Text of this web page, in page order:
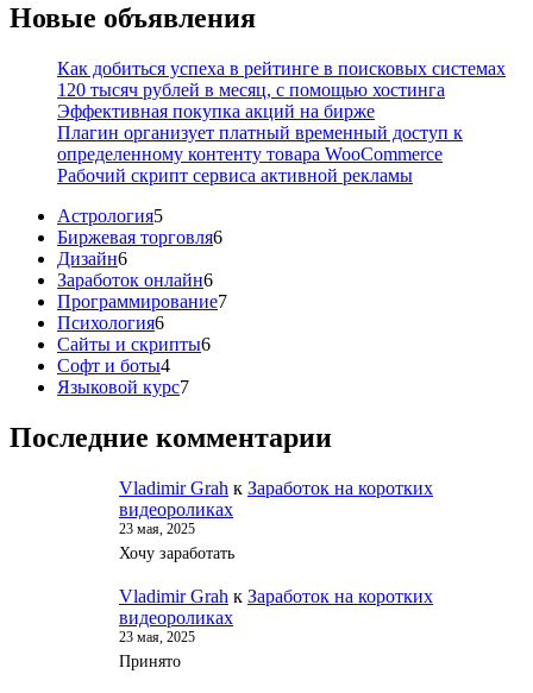
Новые объявления
Как добиться успеха в рейтинге в поисковых системах
120 тысяч рублей в месяц, с помощью хостинга
Эффективная покупка акций на бирже
Плагин организует платный временный доступ к
определенному контенту товара WooCommerce
Рабочий скрипт сервиса активной рекламы
Астрология55
товаров
Биржевая торговля66
Дизайн66
товаров
Заработок онлайн66
товаров
Программирование77
Психология66
товаров
Сайты и скрипты66
Софт и боты44
товара
Языковой курс77
Последние комментарии
Vladimir Grah к Заработок на коротких
видеороликах
23 мая, 2025
Хочу заработать
Vladimir Grah к Заработок на коротких
видеороликах
23 мая, 2025
Принято